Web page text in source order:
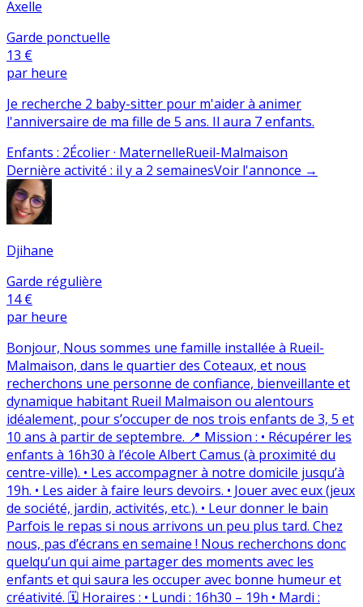
Axelle
Garde ponctuelle
13 €
par heure
Je recherche 2 baby-sitter pour m'aider à animer
l'anniversaire de ma fille de 5 ans. Il aura 7 enfants.
Enfants : 2Écolier · MaternelleRueil-Malmaison
Dernière activité : il y a 2 semainesVoir l'annonce →
Djihane
Garde régulière
14 €
par heure
Bonjour, Nous sommes une famille installée à Rueil-
Malmaison, dans le quartier des Coteaux, et nous
recherchons une personne de confiance, bienveillante et
dynamique habitant Rueil Malmaison ou alentours
idéalement, pour s’occuper de nos trois enfants de 3, 5 et
10 ans à partir de septembre. 📍 Mission : • Récupérer les
enfants à 16h30 à l’école Albert Camus (à proximité du
centre-ville). • Les accompagner à notre domicile jusqu’à
19h. • Les aider à faire leurs devoirs. • Jouer avec eux (jeux
de société, jardin, activités, etc.). • Leur donner le bain
Parfois le repas si nous arrivons un peu plus tard. Chez
nous, pas d’écrans en semaine ! Nous recherchons donc
quelqu’un qui aime partager des moments avec les
enfants et qui saura les occuper avec bonne humeur et
créativité. 🗓️ Horaires : • Lundi : 16h30 – 19h • Mardi :